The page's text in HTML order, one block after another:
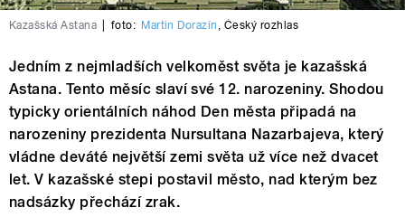
Kazašská Astana foto: Martin Dorazín , Český rozhlas
Jedním z nejmladších velkoměst světa je kazašská
Astana. Tento měsíc slaví své 12. narozeniny. Shodou
typicky orientálních náhod Den města připadá na
narozeniny prezidenta Nursultana Nazarbajeva, který
vládne deváté největší zemi světa už více než dvacet
let. V kazašské stepi postavil město, nad kterým bez
nadsázky přechází zrak.